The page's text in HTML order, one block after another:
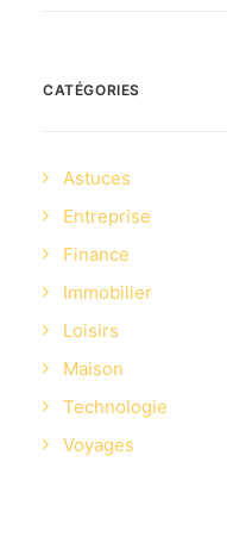
CATÉGORIES
Astuces
Entreprise
Finance
Immobilier
Loisirs
Maison
Technologie
Voyages